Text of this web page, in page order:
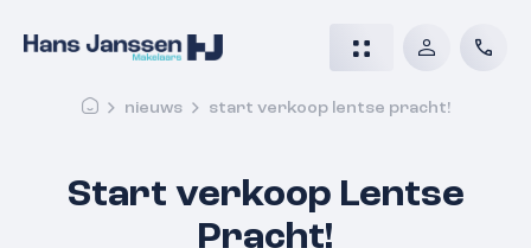
nieuws start verkoop lentse pracht!
Start verkoop Lentse
Pracht!